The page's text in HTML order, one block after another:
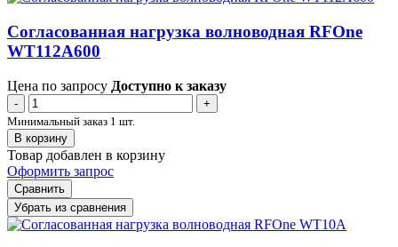
Согласованная нагрузка волноводная RFOne
WT112A600
Цена по запросу Доступно к заказу
-
+
Минимальный заказ 1 шт.
В корзину
Товар добавлен в корзину
Оформить запрос
Сравнить
Убрать из сравнения